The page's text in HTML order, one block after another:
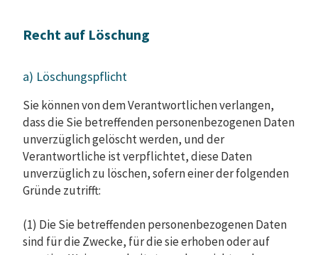
Recht auf Löschung
a) Löschungspflicht
Sie können von dem Verantwortlichen verlangen,
dass die Sie betreffenden personenbezogenen Daten
unverzüglich gelöscht werden, und der
Verantwortliche ist verpflichtet, diese Daten
unverzüglich zu löschen, sofern einer der folgenden
Gründe zutrifft:
(1) Die Sie betreffenden personenbezogenen Daten
sind für die Zwecke, für die sie erhoben oder auf